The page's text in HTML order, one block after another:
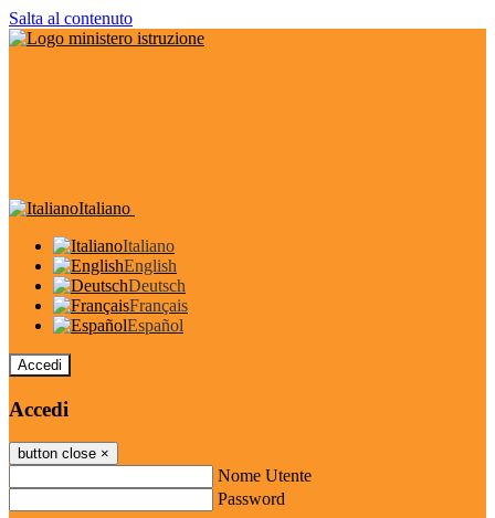
Salta al contenuto
Italiano
Italiano
English
Deutsch
Français
Español
Accedi
Accedi
button close ×
Nome Utente
Password